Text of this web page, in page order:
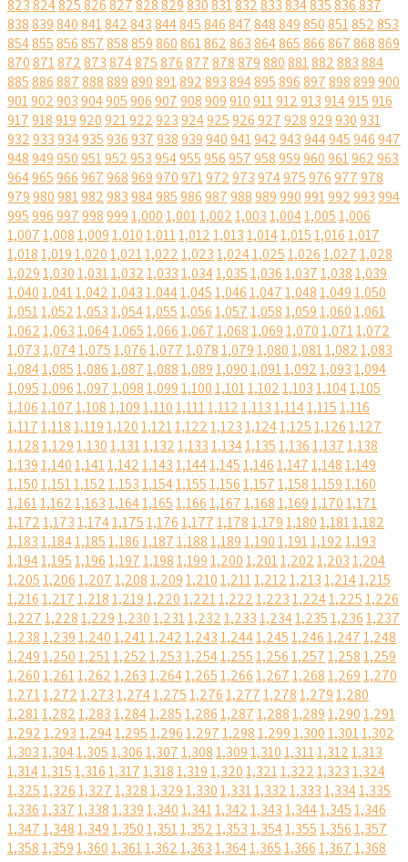
823824825826827828829830831832833834835836837
838839840841842843844845846847848849850851852853
854855856857858859860861862863864865866867868869
870871872873874875876877878879880881882883884
885886887888889890891892893894895896897898899900
901902903904905906907908909910911912913914915916
917918919920921922923924925926927928929930931
932933934935936937938939940941942943944945946947
948949950951952953954955956957958959960961962963
964965966967968969970971972973974975976977978
979980981982983984985986987988989990991992993994
9959969979989991,0001,0011,0021,0031,0041,0051,006
1,0071,0081,0091,0101,0111,0121,0131,0141,0151,0161,017
1,0181,0191,0201,0211,0221,0231,0241,0251,0261,0271,028
1,0291,0301,0311,0321,0331,0341,0351,0361,0371,0381,039
1,0401,0411,0421,0431,0441,0451,0461,0471,0481,0491,050
1,0511,0521,0531,0541,0551,0561,0571,0581,0591,0601,061
1,0621,0631,0641,0651,0661,0671,0681,0691,0701,0711,072
1,0731,0741,0751,0761,0771,0781,0791,0801,0811,0821,083
1,0841,0851,0861,0871,0881,0891,0901,0911,0921,0931,094
1,0951,0961,0971,0981,0991,1001,1011,1021,1031,1041,105
1,1061,1071,1081,1091,1101,1111,1121,1131,1141,1151,116
1,1171,1181,1191,1201,1211,1221,1231,1241,1251,1261,127
1,1281,1291,1301,1311,1321,1331,1341,1351,1361,1371,138
1,1391,1401,1411,1421,1431,1441,1451,1461,1471,1481,149
1,1501,1511,1521,1531,1541,1551,1561,1571,1581,1591,160
1,1611,1621,1631,1641,1651,1661,1671,1681,1691,1701,171
1,1721,1731,1741,1751,1761,1771,1781,1791,1801,1811,182
1,1831,1841,1851,1861,1871,1881,1891,1901,1911,1921,193
1,1941,1951,1961,1971,1981,1991,2001,2011,2021,2031,204
1,2051,2061,2071,2081,2091,2101,2111,2121,2131,2141,215
1,2161,2171,2181,2191,2201,2211,2221,2231,2241,2251,226
1,2271,2281,2291,2301,2311,2321,2331,2341,2351,2361,237
1,2381,2391,2401,2411,2421,2431,2441,2451,2461,2471,248
1,2491,2501,2511,2521,2531,2541,2551,2561,2571,2581,259
1,2601,2611,2621,2631,2641,2651,2661,2671,2681,2691,270
1,2711,2721,2731,2741,2751,2761,2771,2781,2791,280
1,2811,2821,2831,2841,2851,2861,2871,2881,2891,2901,291
1,2921,2931,2941,2951,2961,2971,2981,2991,3001,3011,302
1,3031,3041,3051,3061,3071,3081,3091,3101,3111,3121,313
1,3141,3151,3161,3171,3181,3191,3201,3211,3221,3231,324
1,3251,3261,3271,3281,3291,3301,3311,3321,3331,3341,335
1,3361,3371,3381,3391,3401,3411,3421,3431,3441,3451,346
1,3471,3481,3491,3501,3511,3521,3531,3541,3551,3561,357
1,3581,3591,3601,3611,3621,3631,3641,3651,3661,3671,368